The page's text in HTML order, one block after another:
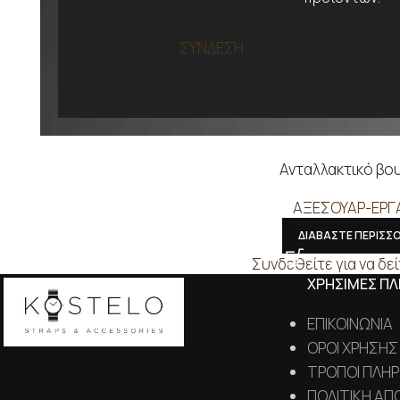
ΣΥΝΔΕΣΗ
Ανταλλακτικό
ΑΞΕΣΟΥΑΡ-
ΔΙΑΒΑΣΤΕ
Συνδεθείτε για να
ΧΡΗΣΙΜΕΣ
ΕΠΙΚΟΙΝΩΝΙΑ
ΟΡΟΙ ΧΡΗΣΗΣ
ΤΡΟΠΟΙ